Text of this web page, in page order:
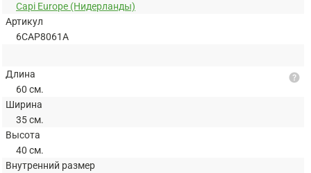
Capi Europe (Нидерланды)
Артикул
6CAP8061A
Длина
60 см.
Ширина
35 см.
Высота
40 см.
Внутренний размер
help